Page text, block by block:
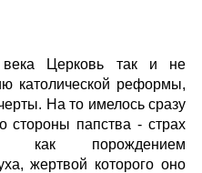
Церковь так и не
католической реформы,
На то имелось сразу
стороны папства - страх
как порождением
жертвой которого оно